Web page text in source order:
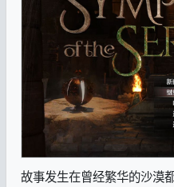
故事发生在曾经繁华的沙漠